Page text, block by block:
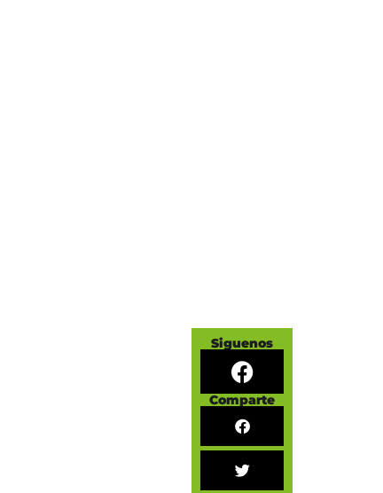
Siguenos
Comparte